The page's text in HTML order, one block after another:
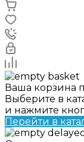
Ваша корзина
Выберите в
и нажмите
Перейти в